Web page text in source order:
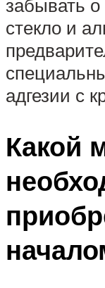
забывать
стекло и
адгезии с
Какой